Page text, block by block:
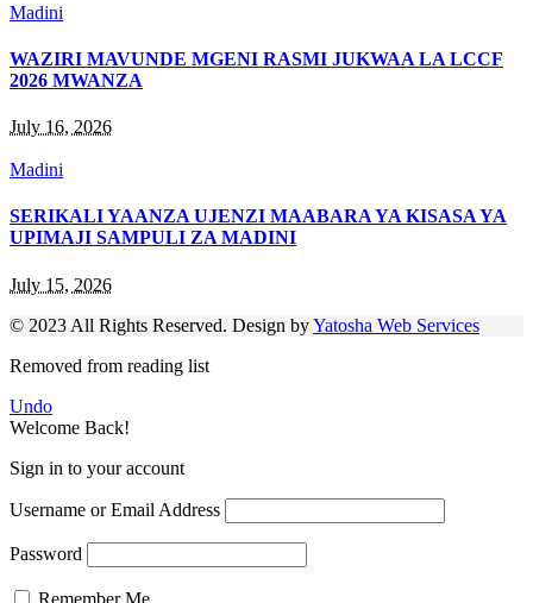
Madini
WAZIRI MAVUNDE MGENI RASMI JUKWAA LA LCCF
2026 MWANZA
July 16, 2026
Madini
SERIKALI YAANZA UJENZI MAABARA YA KISASA YA
UPIMAJI SAMPULI ZA MADINI
July 15, 2026
© 2023 All Rights Reserved. Design byYatosha Web Services
Removed from reading list
Undo
Welcome Back!
Sign in to your account
Username or Email Address
Password
Remember Me